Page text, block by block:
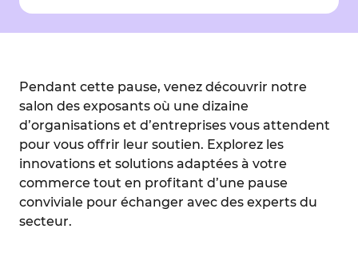
Pendant cette pause, venez découvrir notre
salon des exposants où une dizaine
d’organisations et d’entreprises vous attendent
pour vous offrir leur soutien. Explorez les
innovations et solutions adaptées à votre
commerce tout en profitant d’une pause
conviviale pour échanger avec des experts du
secteur.